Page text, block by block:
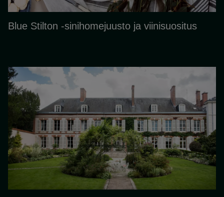
Blue Stilton -sinihomejuusto ja viinisuositus